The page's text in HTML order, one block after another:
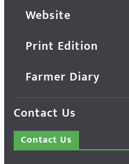
Website
Print Edition
Farmer Diary
Contact Us
Contact Us